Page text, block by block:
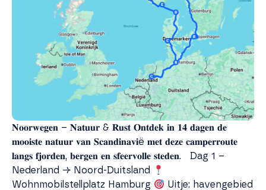
𝐍𝐨𝐨𝐫𝐰𝐞𝐠𝐞𝐧 – 𝐍𝐚𝐭𝐮𝐮𝐫 & 𝐑𝐮𝐬𝐭 𝐎𝐧𝐭𝐝𝐞𝐤 𝐢𝐧 𝟏𝟒 𝐝𝐚𝐠𝐞𝐧 𝐝𝐞
𝐦𝐨𝐨𝐢𝐬𝐭𝐞 𝐧𝐚𝐭𝐮𝐮𝐫 𝐯𝐚𝐧 𝐒𝐜𝐚𝐧𝐝𝐢𝐧𝐚𝐯𝐢ë 𝐦𝐞𝐭 𝐝𝐞𝐳𝐞 𝐜𝐚𝐦𝐩𝐞𝐫𝐫𝐨𝐮𝐭𝐞
𝐥𝐚𝐧𝐠𝐬 𝐟𝐣𝐨𝐫𝐝𝐞𝐧, 𝐛𝐞𝐫𝐠𝐞𝐧 𝐞𝐧 𝐬𝐟𝐞𝐞𝐫𝐯𝐨𝐥𝐥𝐞 𝐬𝐭𝐞𝐝𝐞𝐧. Dag 1 –
Nederland → Noord-Duitsland
Wohnmobilstellplatz Hamburg
Uitje: havengebied